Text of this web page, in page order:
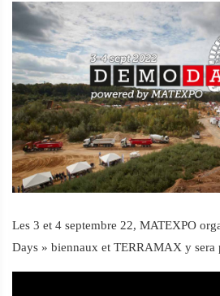
Les 3 et 4 septembre 22, MATEXPO
Days » biennaux et TERRAMAX y sera